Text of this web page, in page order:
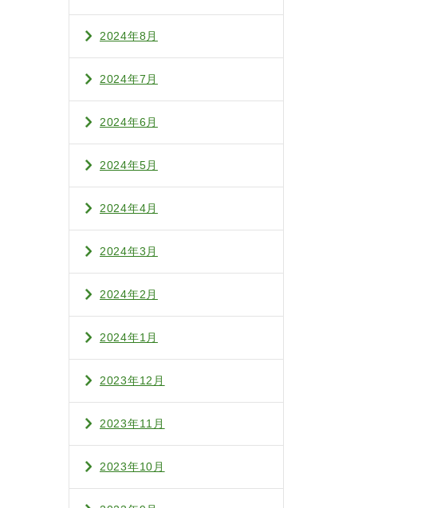
2024年8月
2024年7月
2024年6月
2024年5月
2024年4月
2024年3月
2024年2月
2024年1月
2023年12月
2023年11月
2023年10月